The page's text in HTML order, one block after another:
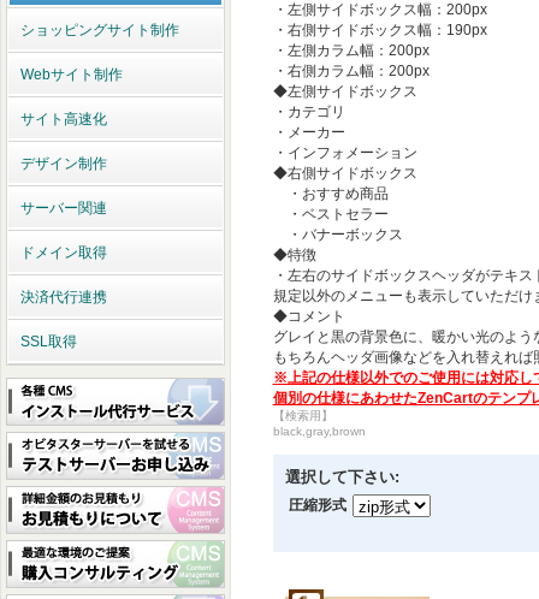
ショッピングサイト制作
Webサイト制作
サイト高速化
デザイン制作
サーバー関連
ドメイン取得
決済代行連携
SSL取得
・左側サイドボックス幅：200px
・右側サイドボックス幅：190px
・左側カラム幅：200px
・右側カラム幅：200px
◆左側サイドボックス
・カテゴリ
・メーカー
・インフォメーション
◆右側サイドボックス
・おすすめ商品
・ベストセラー
・バナーボックス
◆特徴
・左右のサイドボックスヘッダがテキス
規定以外のメニューも表示していただけ
◆コメント
グレイと黒の背景色に、暖かい光のよ
もちろんヘッダ画像などを入れ替えれ
※上記の仕様以外でのご使用には対応し
個別の仕様にあわせたZenCartのテンプ
【検索用】
black,gray,brown
選択して下さい:
圧縮形式